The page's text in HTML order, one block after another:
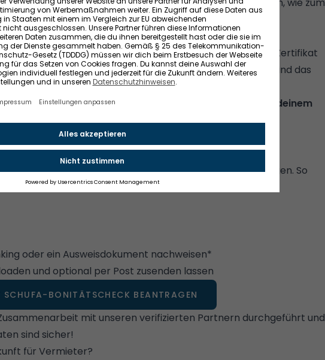
Informationen über Konten und Verträge, sind nicht im
durch einen individuellen Verifizierungscode auf dem Zertifikat
zugesendeten Version sorgen der Hologramm-Streifen und das
Schutz vor Betrug.
deine Daten und schafft gleichzeitig Vertrauen bei deinem
ist dieses Zertifikat der größte Vorteil, den du bei der
beantragen – so geht's
duin 3 Minutendirekt bei Wohnglück online beantragen. So
oder ein Ausweisdokument nachweisen*
und optional per Post zusenden lassen
SCHUFA-BONITÄTSCHECK BEANTRAGEN
mit unseren verifizierten Partnern durchgeführt und
sind sicher!
für Vermieter?